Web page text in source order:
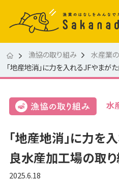
漁協の取り組み
水産業
「地産地消」に力を入れるJFやまが
水
「地産地消」に力を
良水産加工場の取
2025.6.18